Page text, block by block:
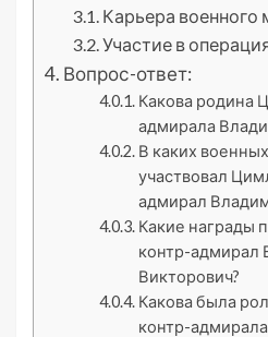
Карьера военного
Участие в
Вопрос-ответ:
Какова родина
адмирала
В каких
участвовал
адмирал
Какие награды
контр-адмирал
Викторович?
Какова была
контр-